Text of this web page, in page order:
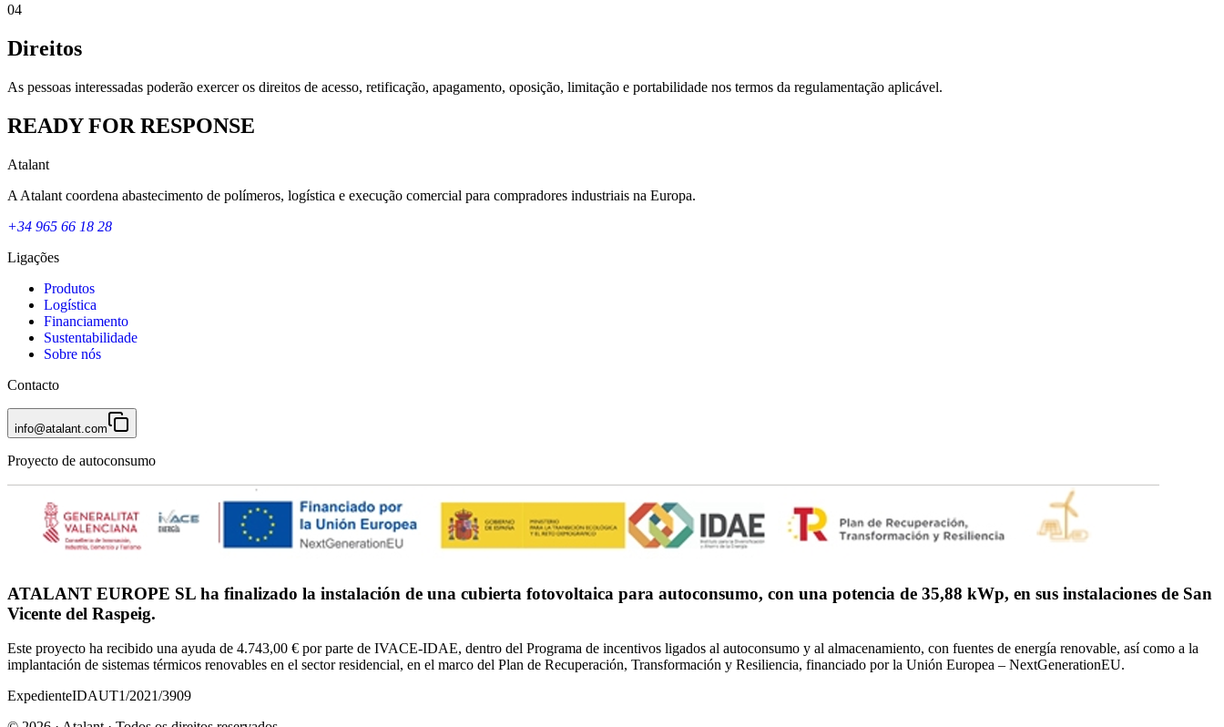
04
Direitos
As pessoas interessadas poderão exercer os direitos de acesso, retificação, apagamento, oposição, limitação e portabilidade nos termos da regulamentação aplicável.
READY FOR RESPONSE
Atalant
A Atalant coordena abastecimento de polímeros, logística e execução comercial para compradores industriais na Europa.
+34 965 66 18 28
Ligações
Produtos
Logística
Financiamento
Sustentabilidade
Sobre nós
Contacto
info@atalant.com
Proyecto de autoconsumo
ATALANT EUROPE SL ha finalizado la instalación de una cubierta fotovoltaica para autoconsumo, con una potencia de 35,88 kWp, en sus instalaciones de San
Vicente del Raspeig.
Este proyecto ha recibido una ayuda de 4.743,00 € por parte de IVACE-IDAE, dentro del Programa de incentivos ligados al autoconsumo y al almacenamiento, con fuentes de energía renovable, así como a la
implantación de sistemas térmicos renovables en el sector residencial, en el marco del Plan de Recuperación, Transformación y Resiliencia, financiado por la Unión Europea – NextGenerationEU.
ExpedienteIDAUT1/2021/3909